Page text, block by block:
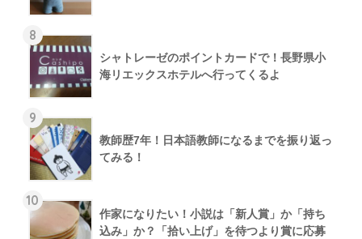
8
シャトレーゼのポイントカードで！長野県小
海リエックスホテルへ行ってくるよ
9
教師歴7年！日本語教師になるまでを振り返っ
てみる！
10
作家になりたい！小説は「新人賞」か「持ち
込み」か？「拾い上げ」を待つより賞に応募